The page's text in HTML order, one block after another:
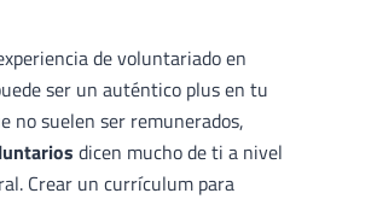
de voluntariado en
ser un auténtico plus en tu
no suelen ser remunerados,
dicen mucho de ti a nivel
Crear un currículum para